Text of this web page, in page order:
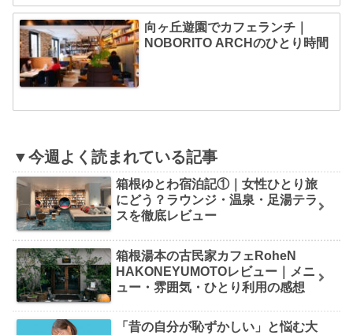
向ヶ丘遊園でカフェランチ｜
NOBORITO ARCHのひとり時間
▼今週よく読まれている記事
箱根ゆとわ宿泊記①｜女性ひとり旅
にどう？ラウンジ・温泉・足湯テラ
スを徹底レビュー
箱根湯本の古民家カフェRoheN
HAKONEYUMOTOレビュー｜メニ
ュー・雰囲気・ひとり利用の感想
「昔の自分が恥ずかしい」と悩む大